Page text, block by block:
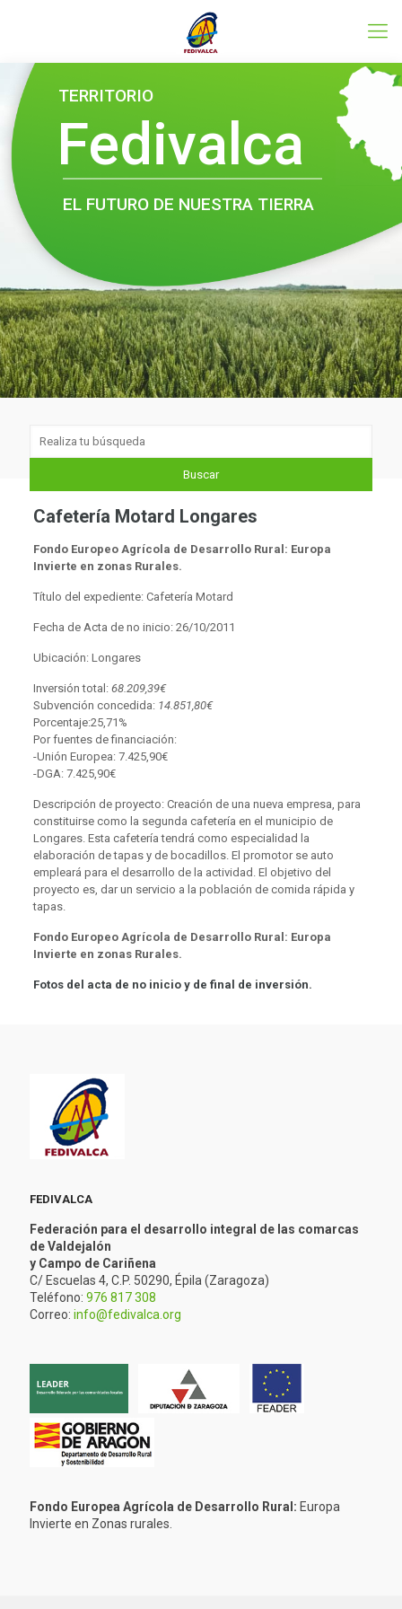
Conoce el programa LEADER
TERRITORIO
Fedivalca
EL FUTURO DE NUESTRA TIERRA
Cafetería Motard Longares
Fondo Europeo Agrícola de Desarrollo Rural: Europa
Invierte en zonas Rurales.
Título del expediente: Cafetería Motard
Fecha de Acta de no inicio: 26/10/2011
Ubicación: Longares
Inversión total: 68.209,39€
Subvención concedida: 14.851,80€
Porcentaje:25,71%
Por fuentes de financiación:
-Unión Europea: 7.425,90€
-DGA: 7.425,90€
Descripción de proyecto: Creación de una nueva empresa, para
constituirse como la segunda cafetería en el municipio de
Longares. Esta cafetería tendrá como especialidad la
elaboración de tapas y de bocadillos. El promotor se auto
empleará para el desarrollo de la actividad. El objetivo del
proyecto es, dar un servicio a la población de comida rápida y
tapas.
Fondo Europeo Agrícola de Desarrollo Rural: Europa
Invierte en zonas Rurales.
Fotos del acta de no inicio y de final de inversión.
FEDIVALCA
Federación para el desarrollo integral de las comarcas
de Valdejalón
y Campo de Cariñena
C/ Escuelas 4, C.P. 50290, Épila (Zaragoza)
Teléfono: 976 817 308
Correo: info@fedivalca.org
Fondo Europea Agrícola de Desarrollo Rural: Europa
Invierte en Zonas rurales.